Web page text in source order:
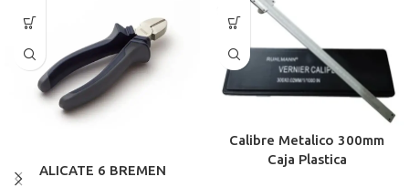
ALICATE 6 BREMEN
Calibre Metalico 300mm
Caja Plastica